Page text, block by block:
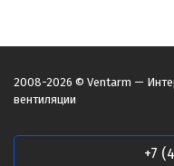
2008-2026 © Ventarm —
вентиляции
+7